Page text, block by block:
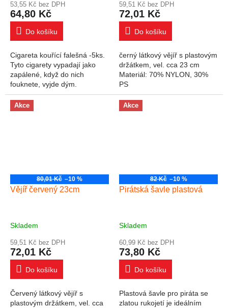
53,55 Kč bez DPH
64,80 Kč
Do košíku
Cigareta kouřící falešná -5ks.
Tyto cigarety vypadají jako
zapálené, když do nich
fouknete, vyjde dým.
59,51 Kč bez DPH
72,01 Kč
Do košíku
černý látkový vějíř s plastovým
držátkem, vel. cca 23 cm
Materiál: 70% NYLON, 30%
PS
Akce
80,01 Kč –10 %
Vějíř červený 23cm
Skladem
59,51 Kč bez DPH
72,01 Kč
Do košíku
Červený látkový vějíř s
plastovým držátkem, vel. cca
Akce
82 Kč –10 %
Pirátská šavle plastová
Skladem
60,99 Kč bez DPH
73,80 Kč
Do košíku
Plastová šavle pro piráta se
zlatou rukojetí je ideálním